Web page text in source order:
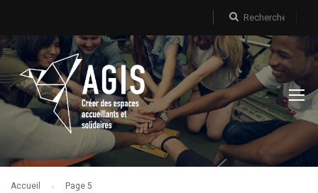
Accueil Page 5